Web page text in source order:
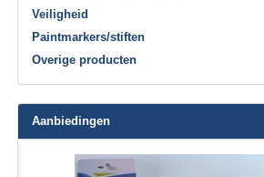
Veiligheid
Paintmarkers/stiften
Overige producten
Aanbiedingen